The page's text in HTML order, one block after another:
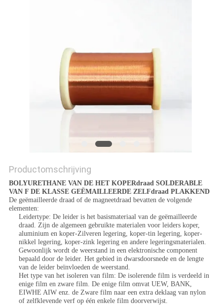
Productomschrijving
BOLYURETHANE VAN DE HET KOPERdraad SOLDERABLE
VAN F DE KLASSE GEËMAILLEERDE ZELFdraad PLAKKEND
De geëmailleerde draad of de magneetdraad bevatten de volgende
elementen:
Leidertype: De leider is het basismateriaal van de geëmailleerde
draad. Zijn de algemeen gebruikte materialen voor leiders koper,
aluminium en koper-Zilveren legering, koper-tin legering, koper-
nikkel legering, koper-zink legering en andere legeringsmaterialen.
Gewoonlijk wordt de weerstand in een elektronische component
bepaald door de leider. Het gebied in dwarsdoorsnede en de lengte
van de leider beïnvloeden de weerstand.
Het type van het isoleren van film: De isolerende film is verdeeld in
enige film en zware film. De enige film omvat UEW, BANK,
EIWHE AIW enz. de Zware film naar een extra deklaag van nylon
of zelfklevende verf op één enkele film doorverwijst.